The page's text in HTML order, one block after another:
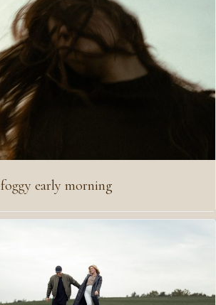
foggy early morning